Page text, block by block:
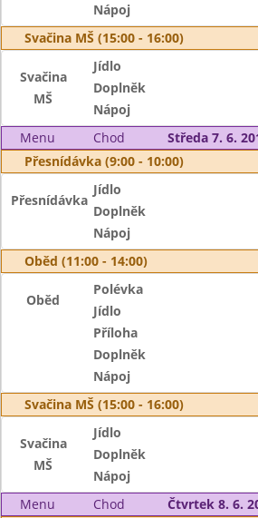
Nápoj
Svačina MŠ (15:00 - 16:00)
Svačina
MŠ
Jídlo
Doplněk
Nápoj
Menu
Chod
Středa 7. 6.
Přesnídávka (9:00 - 10:00)
Přesnídávka
Jídlo
Doplněk
Nápoj
Oběd (11:00 - 14:00)
Oběd
Polévka
Jídlo
Příloha
Doplněk
Nápoj
Svačina MŠ (15:00 - 16:00)
Svačina
MŠ
Jídlo
Doplněk
Nápoj
Menu
Chod
Čtvrtek 8. 6.